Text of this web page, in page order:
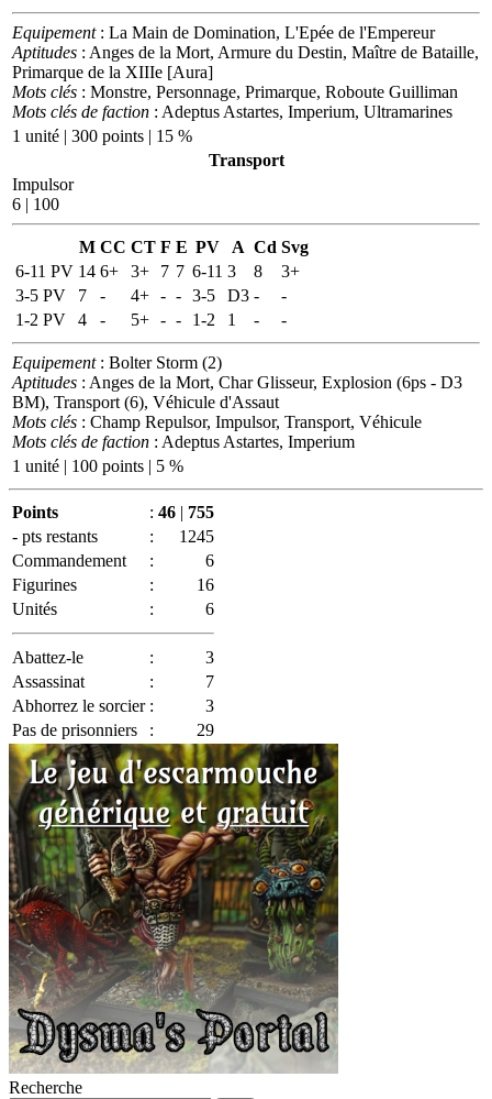
Equipement: La Main de Domination, L'Epée de l'Empereur
Aptitudes : Anges de la Mort, Armure du Destin, Maître de Bataille,
Primarque de la XIIIe [Aura]
Mots clés : Monstre, Personnage, Primarque, Roboute Guilliman
Mots clés de faction : Adeptus Astartes, Imperium, Ultramarines
1 unité | 300 points | 15 %
Transport
Impulsor
6 | 100
M CC CT F E PV A Cd Svg
6-11 PV 14 6+ 3+ 7 7 6-11 3 8
3+
3-5 PV
7 - 4+ - - 3-5 D3 -
-
1-2 PV
4 - 5+ - - 1-2 1 - -
Equipement: Bolter Storm (2)
Aptitudes : Anges de la Mort, Char Glisseur, Explosion (6ps - D3
BM), Transport (6), Véhicule d'Assaut
Mots clés : Champ Repulsor, Impulsor, Transport, Véhicule
Mots clés de faction : Adeptus Astartes, Imperium
1 unité | 100 points | 5 %
Points : 46 | 755
- pts restants
:
1245
Commandement
:
6
Figurines
:
16
Unités
: 6
Abattez-le :
3
Assassinat
:
7
Abhorrez le sorcier :
3
Pas de prisonniers
: 29
Recherche